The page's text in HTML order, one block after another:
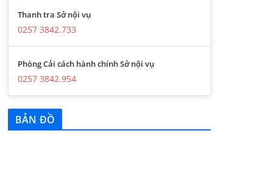
Thanh tra Sở nội vụ
0257 3842.733
Phòng Cải cách hành chính Sở nội vụ
0257 3842.954
BẢN ĐỒ